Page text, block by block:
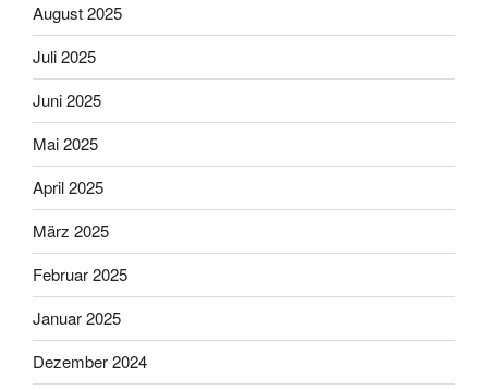
August 2025
Juli 2025
Juni 2025
Mai 2025
April 2025
März 2025
Februar 2025
Januar 2025
Dezember 2024